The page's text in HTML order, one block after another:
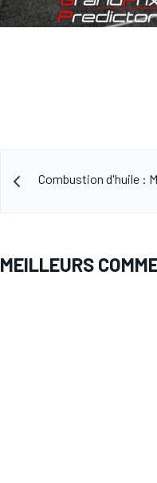
Combustion d'huile :
MEILLEURS